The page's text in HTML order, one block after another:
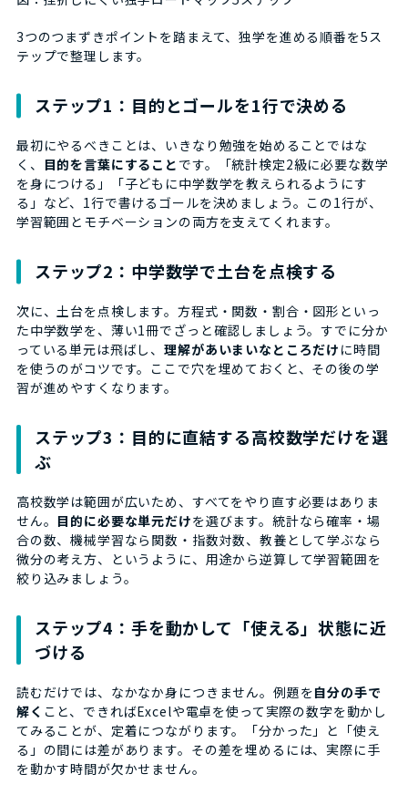
3つのつまずきポイントを踏まえて、独学を進める順番を5ス
テップで整理します。
ステップ1：目的とゴールを1行で決める
最初にやるべきことは、いきなり勉強を始めることではな
く、 目的を言葉にすること です。「統計検定2級に必要な数学
を身につける」「子どもに中学数学を教えられるようにす
る」など、1行で書けるゴールを決めましょう。この1行が、
学習範囲とモチベーションの両方を支えてくれます。
ステップ2：中学数学で土台を点検する
次に、土台を点検します。方程式・関数・割合・図形といっ
た中学数学を、薄い1冊でざっと確認しましょう。すでに分か
っている単元は飛ばし、理解があいまいなところだけ に時間
を使うのがコツです。ここで穴を埋めておくと、その後の学
習が進めやすくなります。
ステップ3：目的に直結する高校数学だけを選
ぶ
高校数学は範囲が広いため、すべてをやり直す必要はありま
せん。 目的に必要な単元だけを選びます。統計なら確率・場
合の数、機械学習なら関数・指数対数、教養として学ぶなら
微分の考え方、というように、用途から逆算して学習範囲を
絞り込みましょう。
ステップ4：手を動かして「使える」状態に近
づける
読むだけでは、なかなか身につきません。例題を自分の手で
解く こと、できればExcelや電卓を使って実際の数字を動かし
てみることが、定着につながります。「分かった」と「使え
る」の間には差があります。その差を埋めるには、実際に手
を動かす時間が欠かせません。